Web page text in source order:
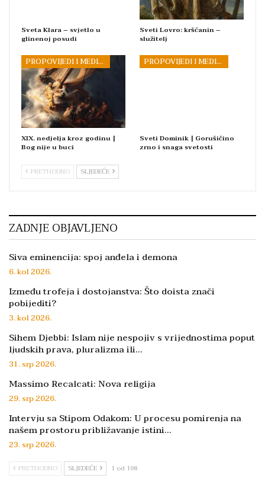
Sveta Klara – svjetlo u
glinenoj posudi
Sveti Lovro: kršćanin –
služitelj
PROPOVIJEDI I MEDITACIJE
XIX. nedjelja kroz godinu |
Bog nije u buci
PROPOVIJEDI I MEDITACIJE
Sveti Dominik | Gorušičino
zrno i snaga svetosti
PRETHODNO SLJEDEĆE
ZADNJE OBJAVLJENO
Siva eminencija: spoj anđela i demona
6. kol 2026.
Između trofeja i dostojanstva: Što doista znači
pobijediti?
3. kol 2026.
Sihem Djebbi: Islam nije nespojiv s vrijednostima poput
ljudskih prava, pluralizma ili…
31. srp 2026.
Massimo Recalcati: Nova religija
29. srp 2026.
Intervju sa Stipom Odakom: U procesu pomirenja na
našem prostoru približavanje istini…
23. srp 2026.
PRETHODNO SLJEDEĆE 1 od 198